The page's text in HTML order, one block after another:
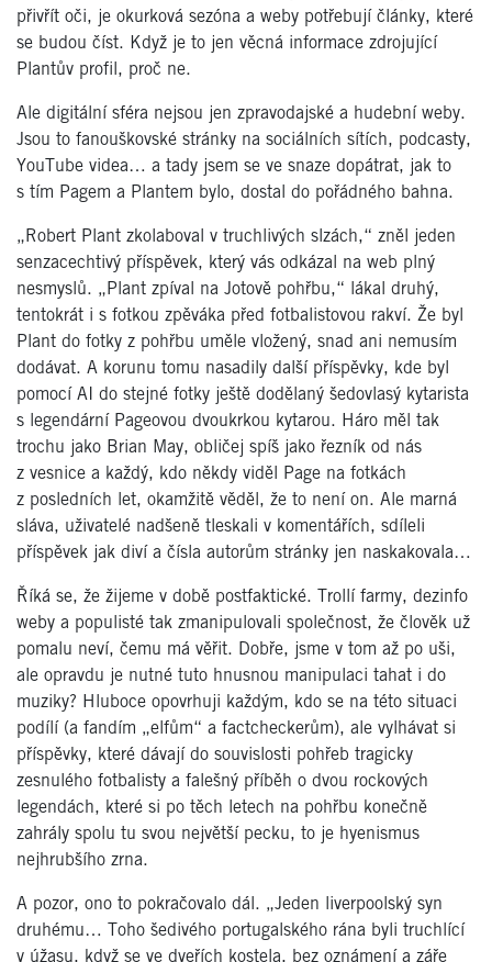
přivřít oči, je okurková sezóna a weby potřebují články, které
se budou číst. Když je to jen věcná informace zdrojující
Plantův profil, proč ne.
Ale digitální sféra nejsou jen zpravodajské a hudební weby.
Jsou to fanouškovské stránky na sociálních sítích, podcasty,
YouTube videa… a tady jsem se ve snaze dopátrat, jak to
s tím Pagem a Plantem bylo, dostal do pořádného bahna.
„Robert Plant zkolaboval v truchlivých slzách,“ zněl jeden
senzacechtivý příspěvek, který vás odkázal na web plný
nesmyslů. „Plant zpíval na Jotově pohřbu,“ lákal druhý,
tentokrát i s fotkou zpěváka před fotbalistovou rakví. Že byl
Plant do fotky z pohřbu uměle vložený, snad ani nemusím
dodávat. A korunu tomu nasadily další příspěvky, kde byl
pomocí AI do stejné fotky ještě dodělaný šedovlasý kytarista
s legendární Pageovou dvoukrkou kytarou. Háro měl tak
trochu jako Brian May, obličej spíš jako řezník od nás
z vesnice a každý, kdo někdy viděl Page na fotkách
z posledních let, okamžitě věděl, že to není on. Ale marná
sláva, uživatelé nadšeně tleskali v komentářích, sdíleli
příspěvek jak diví a čísla autorům stránky jen naskakovala…
Říká se, že žijeme v době postfaktické. Trollí farmy, dezinfo
weby a populisté tak zmanipulovali společnost, že člověk už
pomalu neví, čemu má věřit. Dobře, jsme v tom až po uši,
ale opravdu je nutné tuto hnusnou manipulaci tahat i do
muziky? Hluboce opovrhuji každým, kdo se na této situaci
podílí (a fandím „elfům“ a factcheckerům), ale vylhávat si
příspěvky, které dávají do souvislosti pohřeb tragicky
zesnulého fotbalisty a falešný příběh o dvou rockových
legendách, které si po těch letech na pohřbu konečně
zahrály spolu tu svou největší pecku, to je hyenismus
nejhrubšího zrna.
A pozor, ono to pokračovalo dál. „Jeden liverpoolský syn
druhému… Toho šedivého portugalského rána byli truchlící
v úžasu, když se ve dveřích kostela, bez oznámení a záře